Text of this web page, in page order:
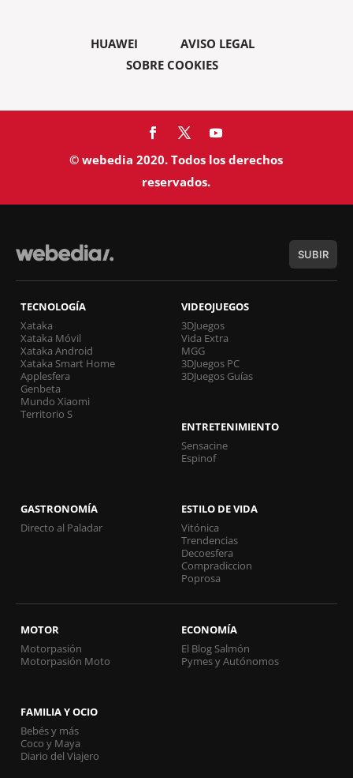
HUAWEI
AVISO LEGAL
SOBRE COOKIES
© webedia 2020. Todos los derechos
reservados.
SUBIR
TECNOLOGÍA
Xataka
Xataka Móvil
Xataka Android
Xataka Smart Home
Applesfera
Genbeta
Mundo Xiaomi
Territorio S
VIDEOJUEGOS
3DJuegos
Vida Extra
MGG
3DJuegos PC
3DJuegos Guías
ENTRETENIMIENTO
Sensacine
Espinof
GASTRONOMÍA
Directo al Paladar
ESTILO DE VIDA
Vitónica
Trendencias
Decoesfera
Compradiccion
Poprosa
MOTOR
Motorpasión
Motorpasión Moto
ECONOMÍA
El Blog Salmón
Pymes y Autónomos
FAMILIA Y OCIO
Bebés y más
Coco y Maya
Diario del Viajero